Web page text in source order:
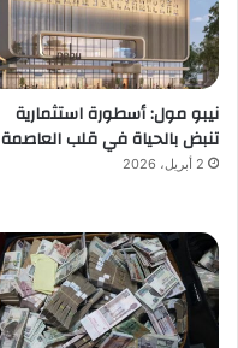
نيبو مول: أسطورة استثمارية
تنبض بالحياة في قلب العاصمة
2 أبريل، 2026